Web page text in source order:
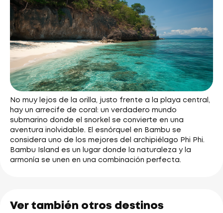
No muy lejos de la orilla, justo frente a la playa central,
hay un arrecife de coral: un verdadero mundo
submarino donde el snorkel se convierte en una
aventura inolvidable. El esnórquel en Bambu se
considera uno de los mejores del archipiélago Phi Phi.
Bambu Island es un lugar donde la naturaleza y la
armonía se unen en una combinación perfecta.
Ver también otros destinos